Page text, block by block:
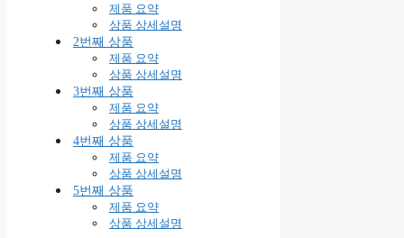
제품 요약
상품 상세설명
2번째 상품
제품 요약
상품 상세설명
3번째 상품
제품 요약
상품 상세설명
4번째 상품
제품 요약
상품 상세설명
5번째 상품
제품 요약
상품 상세설명